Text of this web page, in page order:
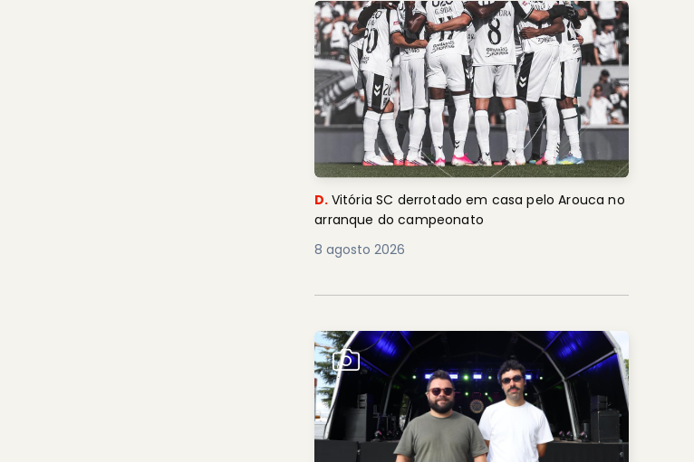
D. Vitória SC derrotado em casa pelo Arouca no
arranque do campeonato
8 agosto 2026